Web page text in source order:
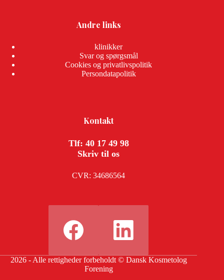
Andre links
klinikker
Svar og spørgsmål
Cookies og privatlivspolitik
Persondatapolitik
Kontakt
Tlf: 40 17 49 98
Skriv til os
CVR: 34686564
2026 - Alle rettigheder forbeholdt © Dansk Kosmetolog
Forening